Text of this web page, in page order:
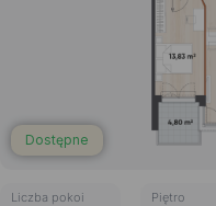
Dostępne
Liczba pokoi Piętro